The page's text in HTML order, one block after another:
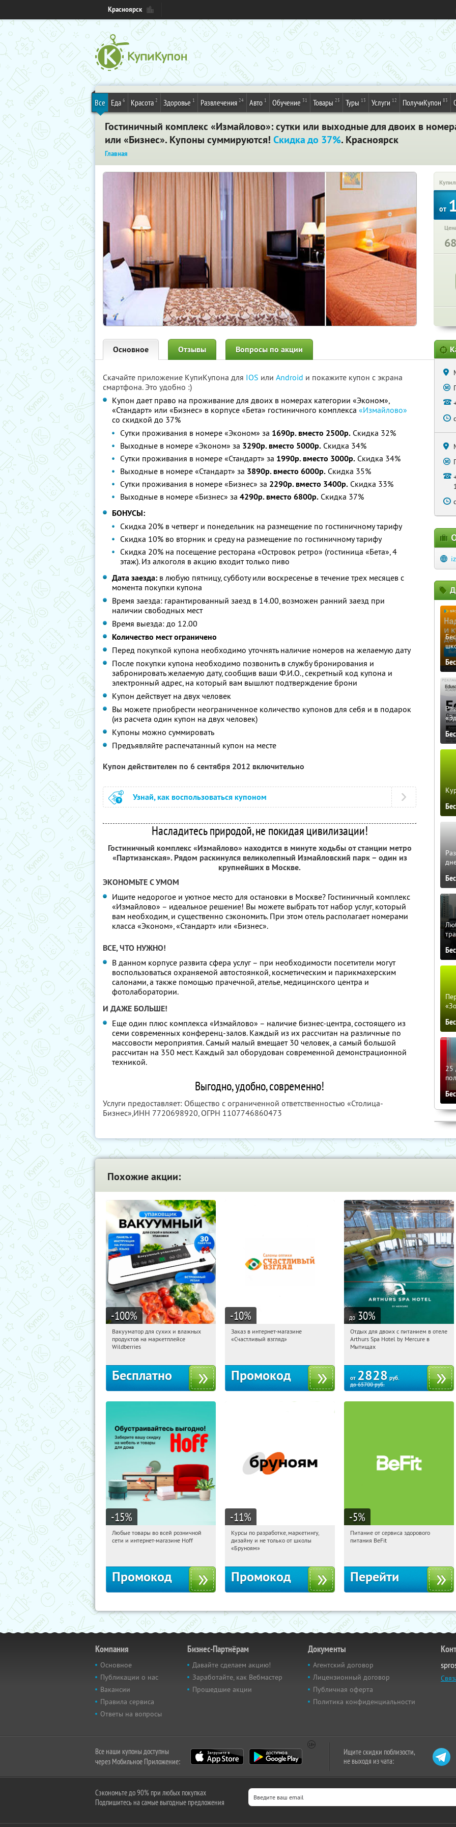
Красноярск
Все Еда 6 Красота 2 Здоровье 1 Развлечения 24 Авто 1 Обучение 31 Товары 25 Туры 13 Услуги 12 ПолучиКупон 83
Гостиничный комплекс «Измайлово»: сутки или выходные для двоих в
или «Бизнес». Купоны суммируются! Скидка до 37%. Красноярск
Главная
от
Основное Отзывы Вопросы по акции
Скачайте приложение КупиКупона для IOS или Android и покажите купон с экрана
смартфона. Это удобно :)
Купон дает право на проживание для двоих в номерах категории «Эконом»,
«Стандарт» или «Бизнес» в корпусе «Бета» гостиничного комплекса «Измайлово»
со скидкой до 37%
Сутки проживания в номере «Эконом» за 1690р. вместо 2500р. Скидка 32%
Выходные в номере «Эконом» за 3290р. вместо 5000р. Скидка 34%
Сутки проживания в номере «Стандарт» за 1990р. вместо 3000р. Скидка 34%
Выходные в номере «Стандарт» за 3890р. вместо 6000р. Скидка 35%
Сутки проживания в номере «Бизнес» за 2290р. вместо 3400р. Скидка 33%
Выходные в номере «Бизнес» за 4290р. вместо 6800р. Скидка 37%
БОНУСЫ:
Скидка 20% в четверг и понедельник на размещение по гостиничному тарифу
Скидка 10% во вторник и среду на размещение по гостиничному тарифу
Скидка 20% на посещение ресторана «Островок ретро» (гостиница «Бета», 4
этаж). Из алкоголя в акцию входит только пиво
Дата заезда: в любую пятницу, субботу или воскресенье в течение трех месяцев с
момента покупки купона
Время заезда: гарантированный заезд в 14.00, возможен ранний заезд при
наличии свободных мест
Время выезда: до 12.00
Количество мест ограничено
Перед покупкой купона необходимо уточнять наличие номеров на желаемую дату
После покупки купона необходимо позвонить в службу бронирования и
забронировать желаемую дату, сообщив ваши Ф.И.О., секретный код купона и
электронный адрес, на который вам вышлют подтверждение брони
Купон действует на двух человек
Вы можете приобрести неограниченное количество купонов для себя и в подарок
(из расчета один купон на двух человек)
Купоны можно суммировать
Предъявляйте распечатанный купон на месте
Купон действителен по 6 сентября 2012 включительно
Узнай, как воспользоваться купоном
Насладитесь природой, не покидая цивилизации!
Гостиничный комплекс «Измайлово» находится в минуте ходьбы от станции метро
«Партизанская». Рядом раскинулся великолепный Измайловский парк – один из
крупнейших в Москве.
ЭКОНОМЬТЕ С УМОМ
Ищите недорогое и уютное место для остановки в Москве? Гостиничный комплекс
«Измайлово» – идеальное решение! Вы можете выбрать тот набор услуг, который
вам необходим, и существенно сэкономить. При этом отель располагает номерами
класса «Эконом», «Стандарт» или «Бизнес».
ВСЕ, ЧТО НУЖНО!
В данном корпусе развита сфера услуг – при необходимости посетители могут
воспользоваться охраняемой автостоянкой, косметическим и парикмахерским
салонами, а также помощью прачечной, ателье, медицинского центра и
фотолаборатории.
И ДАЖЕ БОЛЬШЕ!
Еще один плюс комплекса «Измайлово» – наличие бизнес-центра, состоящего из
семи современных конференц-залов. Каждый из их рассчитан на различные по
массовости мероприятия. Самый малый вмещает 30 человек, а самый большой
рассчитан на 350 мест. Каждый зал оборудован современной демонстрационной
техникой.
Выгодно, удобно, современно!
Услуги предоставляет: Общество с ограниченной ответственностью «Столица-
Бизнес»,ИНН 7720698920, ОГРН 1107746860473
25
Похожие акции:
-100%
08:59:55 Получили:180
Россия
Вакууматор для сухих и влажных
продуктов на маркетплейсе
Wildberries
Бесплатно
-10%
08:59:55
Получи первым!
Заказ в интернет-магазине
«Счастливый взгляд»
Промокод
до 30%
08:59:55
Купи первым!
Московская обл., г. Мытищи, д.
Отдых для двоих с питанием в отеле
Arthurs Spa Hotel by Mercure в
Мытищах
от 2828 руб.
до65700руб.
-15%
08:59:55 Получили:
Любые товары во всей розничной
сети и интернет-магазине Hoff
Промокод
-11%
08:59:55
Получи первым!
Россия
Курсы по разработке, маркетингу,
дизайну и не только от школы
«Бруноям»
Промокод
-5%
08:59:55
Получи первым!
Питание от сервиса здорового
питания BeFit
Перейти
Компания
Основное
Публикации о нас
Вакансии
Правила сервиса
Ответы на вопросы
Бизнес-Партнёрам
Давайте сделаем акцию!
Заработайте, как Вебмастер
Прошедшие акции
Документы
Агентский договор
Лицензионный договор
Публичная оферта
Политика конфиденциальности
Все наши купоны доступны
через Мобильное Приложение:
Ищите скидки поблизости,
не выходя из чата:
Сэкономьте до 90% при любых покупках
Подпишитесь на самые выгодные предложения